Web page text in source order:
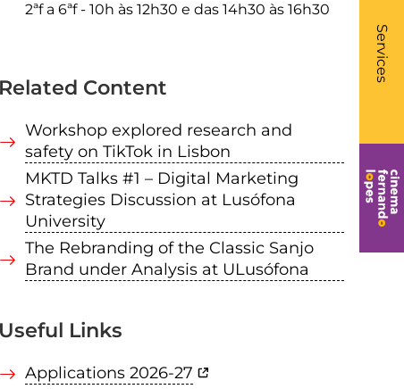
Services
-
2ªf a 6ªf - 10h às 12h30 e das 14h30 às 16h30
Related Content
Workshop explored research and
safety on TikTok in Lisbon
MKTD Talks #1 – Digital Marketing
Strategies Discussion at Lusófona
University
The Rebranding of the Classic Sanjo
Brand under Analysis at ULusófona
Useful Links
Applications 2026-27